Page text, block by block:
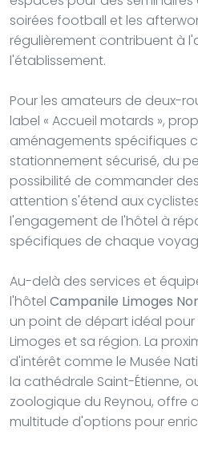
soirées football et les
régulièrement contribuent à
l'établissement.
Pour les amateurs de deux-
label « Accueil motards »,
aménagements spécifiques
stationnement sécurisé, du
possibilité de commander
attention s'étend aux
l'engagement de l'hôtel à
spécifiques de chaque
Au-delà des services et
l'hôtel Campanile Limoges
un point de départ idéal pour
Limoges et sa région. La
d'intérêt comme le Musée
la cathédrale Saint-Étienne,
zoologique du Reynou, offre
multitude d'options pour